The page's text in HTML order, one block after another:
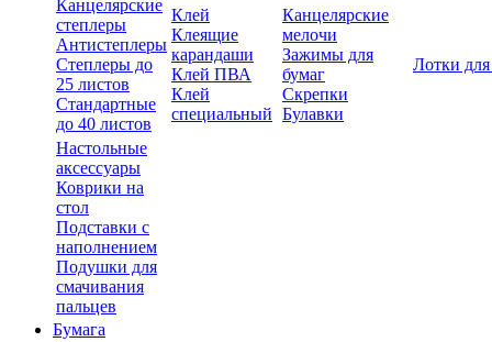
Канцелярские
степлеры
Антистеплеры
Степлеры до
25 листов
Стандартные
до 40 листов
Клей
Клеящие
карандаши
Клей ПВА
Клей
специальный
Канцелярские
мелочи
Зажимы для
бумаг
Скрепки
Булавки
Лотки
Настольные
аксессуары
Коврики на
стол
Подставки с
наполнением
Подушки для
смачивания
пальцев
Бумага